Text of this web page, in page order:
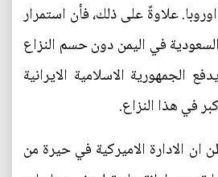
علاوةً على ذلك، فأن استمرار
في اليمن دون حسم النزاع
الاسلامية الايرانية
في هذا النزاع.
الادارة الاميركية في حيرة من